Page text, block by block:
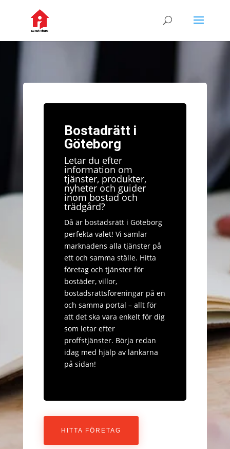
Bostadrätt i
Göteborg
Letar du efter
information om
tjänster, produkter,
nyheter och guider
inom bostad och
trädgård?
Då är bostadsrätt i Göteborg
perfekta valet! Vi samlar
marknadens alla tjänster på
ett och samma ställe. Hitta
företag och tjänster för
bostäder, villor,
bostadsrättsföreningar på en
och samma portal – allt för
att det ska vara enkelt för dig
som letar efter
proffstjänster. Börja redan
idag med hjälp av länkarna
på sidan!
HITTA FÖRETAG